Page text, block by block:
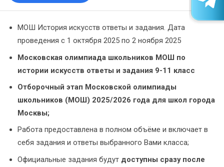
МОШ История искусств ответы и задания. Дата
проведения с 1 октября 2025 по 2 ноября 2025
Московская олимпиада школьников МОШ по
истории искусств ответы и задания 9-11 класс
Отборочный этап Московской олимпиады
школьников (МОШ) 2025/2026 года для школ города
Москвы;
Работа предоставлена в полном объёме и включает в
себя задания и ответы выбранного Вами класса;
Официальные задания будут доступны сразу после